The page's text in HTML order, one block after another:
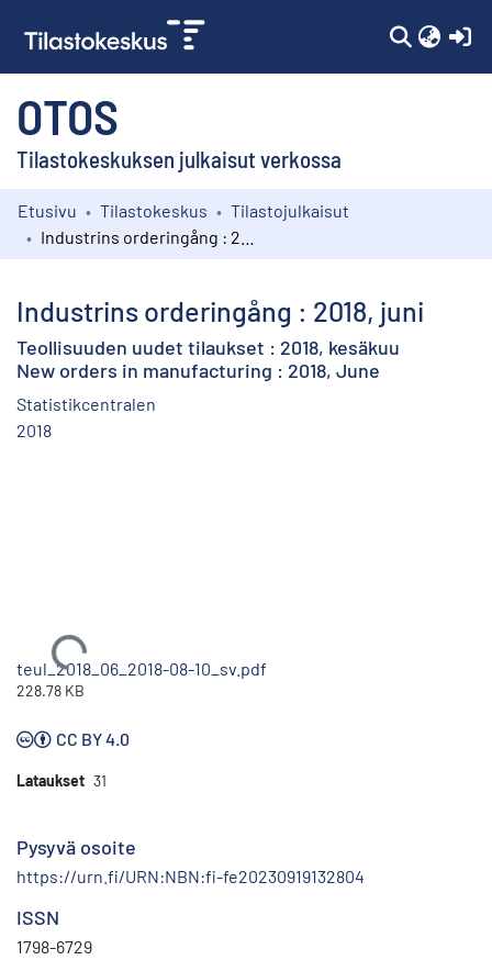
OTOS
Tilastokeskuksen julkaisut verkossa
Kokoelmat
Etusivu Tilastokeskus
Tilastojulkaisut
Industrins orderingång : 2018, juni
Teollisuuden uudet tilaukset : 2018, kesäkuu
New orders in manufacturing : 2018, June
Statistikcentralen
2018
Ladataan...
teul_2018_06_2018-08-10_sv.pdf
228.78 KB
CC BY 4.0
Lataukset 31
Pysyvä osoite
https://urn.fi/URN:NBN:fi-fe20230919132804
ISSN
1798-6729